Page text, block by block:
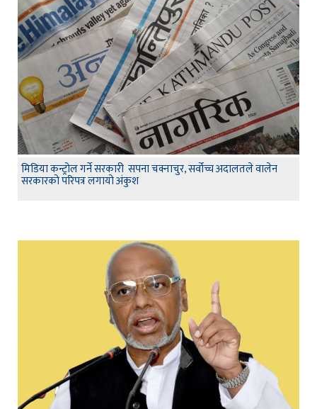
मिडिया कन्ट्रोल गर्ने सरकारी सपना चक्नाचुर, सर्वोच्च अदालतले वालेन
सरकारको परिपत्र लगायो अंकुश